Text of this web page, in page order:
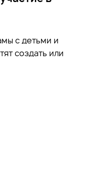
с детьми и
создать или